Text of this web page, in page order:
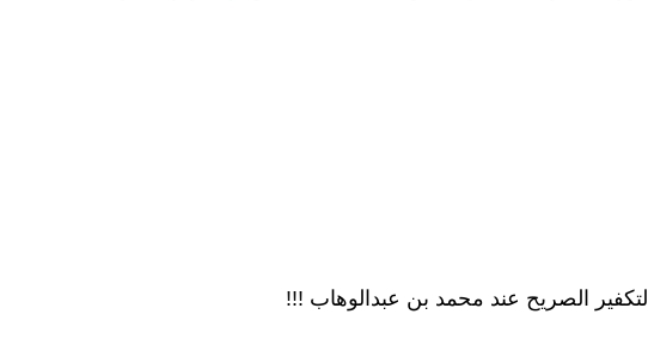
التكفير الصريح عند محمد بن عبدالوهاب !!!